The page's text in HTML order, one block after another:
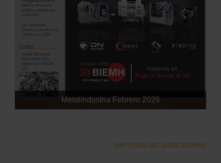
Metalindustria Febrero 2026
Ver todas las publicaciones